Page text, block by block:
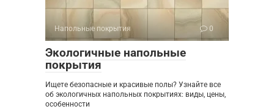
Напольные покрытия 0
Экологичные напольные
покрытия
Ищете безопасные и красивые полы? Узнайте все
об экологичных напольных покрытиях: виды, цены,
особенности